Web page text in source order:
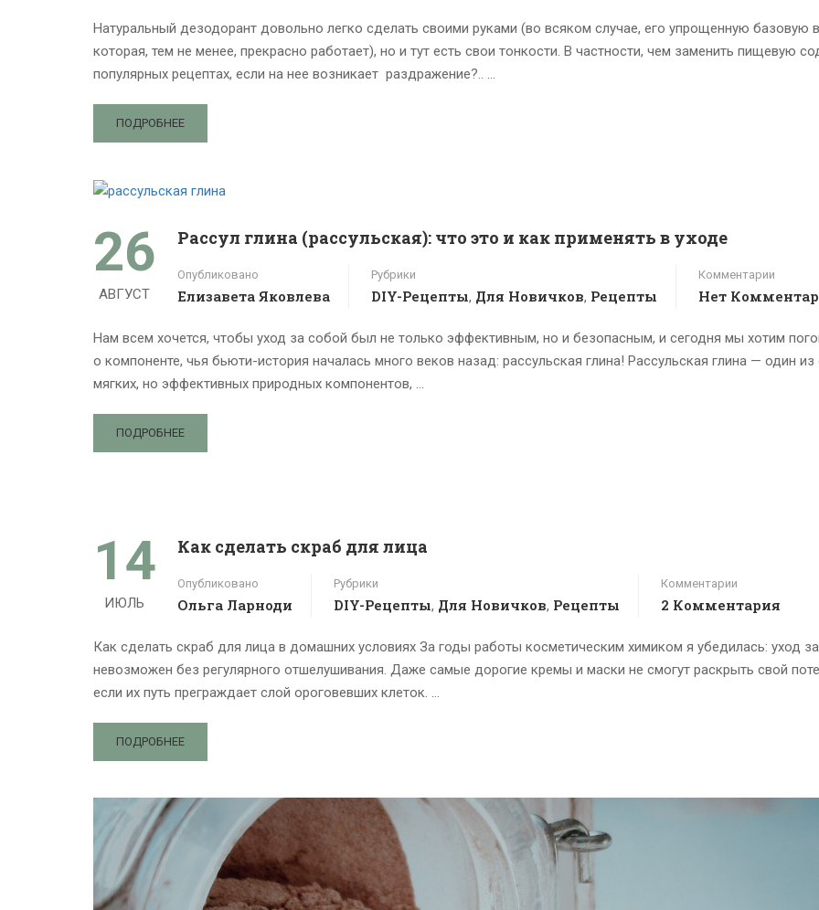
Натуральный дезодорант довольно легко сделать своими руками (во всяком случае, его упрощенную базовую
которая, тем не менее, прекрасно работает), но и тут есть свои тонкости. В частности, чем заменить пищевую
популярных рецептах, если на нее возникает раздражение?.. …
ПОДРОБНЕЕ
26
АВГУСТ
Рассул глина (рассульская): что это и как применять в уходе
Опубликовано
Елизавета Яковлева
Рубрики
DIY-Рецепты, Для Новичков, Рецепты
Комментарии
Нет
Нам всем хочется, чтобы уход за собой был не только эффективным, но и безопасным, и сегодня мы хотим
о компоненте, чья бьюти-история началась много веков назад: рассульская глина! Рассульская глина — один
мягких, но эффективных природных компонентов, …
ПОДРОБНЕЕ
14
ИЮЛЬ
Как сделать скраб для лица
Опубликовано
Ольга Ларноди
Рубрики
DIY-Рецепты, Для Новичков, Рецепты
Комментарии
2 Комментария
Как сделать скраб для лица в домашних условиях За годы работы косметическим химиком я убедилась: уход
невозможен без регулярного отшелушивания. Даже самые дорогие кремы и маски не смогут раскрыть свой
если их путь преграждает слой ороговевших клеток. …
ПОДРОБНЕЕ